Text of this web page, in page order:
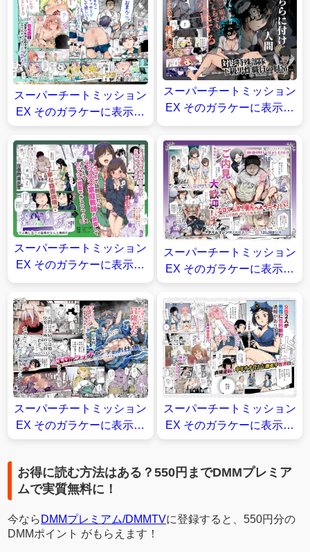
スーパーチートミッション
EX そのガラケーに表示さ
れたミッションは必ず達成
できる【にゅう工房】
スーパーチートミッション
EX そのガラケーに表示さ
れたミッションは必ず達成
できる【にゅう工房】
スーパーチートミッション
EX そのガラケーに表示さ
れたミッションは必ず達成
できる【にゅう工房】
スーパーチートミッション
EX そのガラケーに表示さ
れたミッションは必ず達成
できる【にゅう工房】
スーパーチートミッション
EX そのガラケーに表示さ
れたミッションは必ず達成
スーパーチートミッション
EX そのガラケーに表示さ
れたミッションは必ず達成
お得に読む方法はある？550円までDMMプレミア
ムで実質無料に！
今なら DMMプレミアム/DMMTVに登録すると、550円分の
DMMポイント がもらえます！